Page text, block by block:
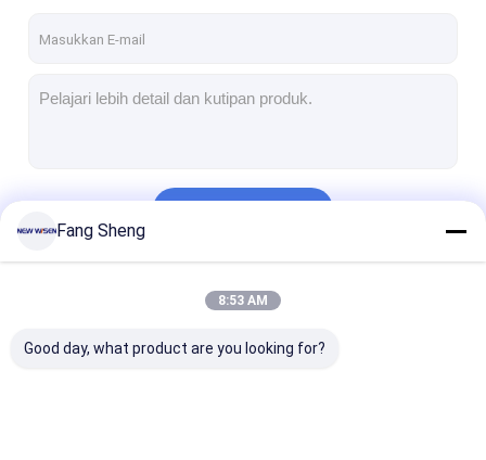
Fang Sheng
8:53 AM
Good day, what product are you looking for?